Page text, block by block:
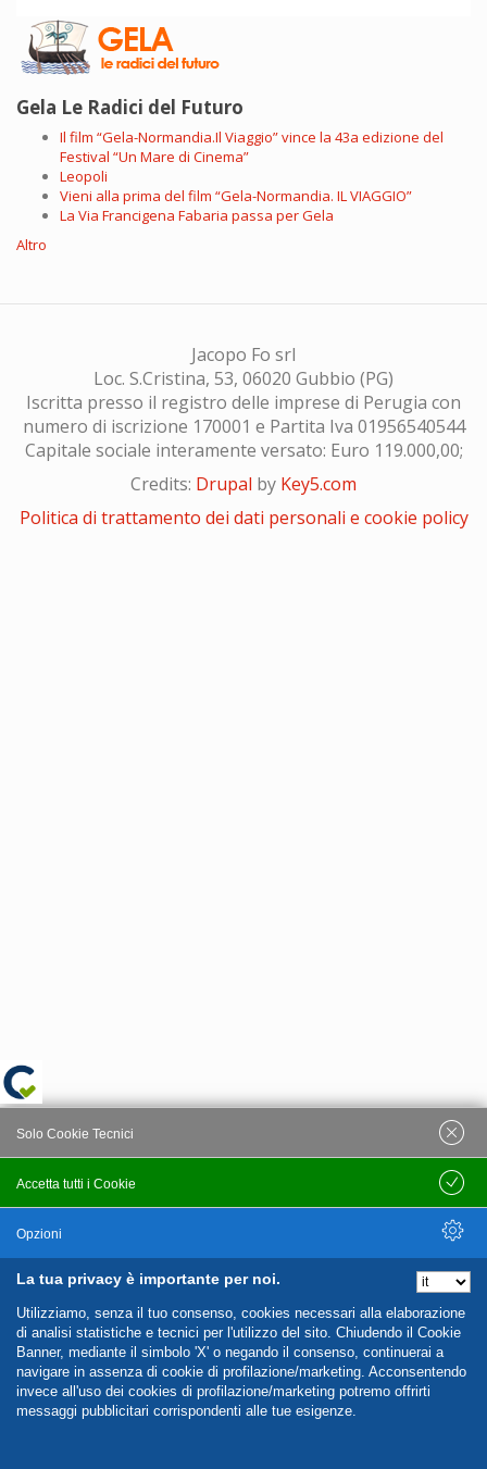
Gela Le Radici del Futuro
Il film “Gela-Normandia.Il Viaggio” vince la 43a edizione del
Festival “Un Mare di Cinema”
Leopoli
Vieni alla prima del film “Gela-Normandia. IL VIAGGIO”
La Via Francigena Fabaria passa per Gela
Altro
Jacopo Fo srl
Loc. S.Cristina, 53, 06020 Gubbio (PG)
Iscritta presso il registro delle imprese di Perugia con
numero di iscrizione 170001 e Partita Iva 01956540544
Capitale sociale interamente versato: Euro 119.000,00;
Credits: Drupal by Key5.com
Politica di trattamento dei dati personali e cookie policy
La tua privacy è importante per noi.
Utilizziamo, senza il tuo consenso, cookies necessari alla elaborazione
di analisi statistiche e tecnici per l'utilizzo del sito. Chiudendo il Cookie
Banner, mediante il simbolo 'X' o negando il consenso, continuerai a
navigare in assenza di cookie di profilazione/marketing. Acconsentendo
invece all'uso dei cookies di profilazione/marketing potremo offrirti
messaggi pubblicitari corrispondenti alle tue esigenze.
Accetta tutti i Cookie
Solo Cookie Tecnici
Salva
Opzioni
Nascondi Opzioni